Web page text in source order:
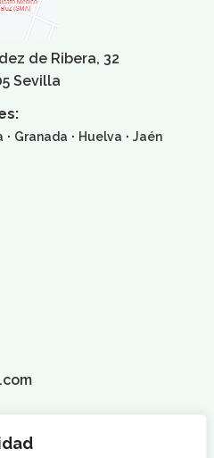
de Ribera, 32
Sevilla
· Granada · Huelva · Jaén